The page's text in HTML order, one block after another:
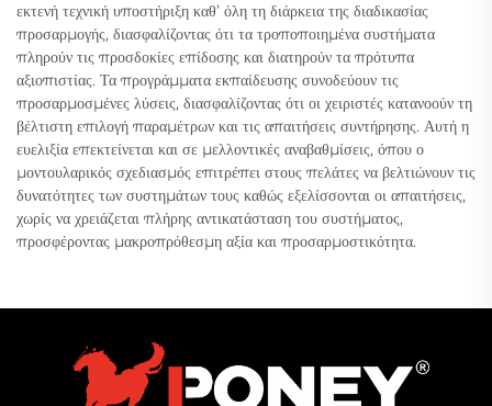
εκτενή τεχνική υποστήριξη καθ’ όλη τη διάρκεια της διαδικασίας
προσαρμογής, διασφαλίζοντας ότι τα τροποποιημένα συστήματα
πληρούν τις προσδοκίες επίδοσης και διατηρούν τα πρότυπα
αξιοπιστίας. Τα προγράμματα εκπαίδευσης συνοδεύουν τις
προσαρμοσμένες λύσεις, διασφαλίζοντας ότι οι χειριστές κατανοούν τη
βέλτιστη επιλογή παραμέτρων και τις απαιτήσεις συντήρησης. Αυτή η
ευελιξία επεκτείνεται και σε μελλοντικές αναβαθμίσεις, όπου ο
μοντουλαρικός σχεδιασμός επιτρέπει στους πελάτες να βελτιώνουν τις
δυνατότητες των συστημάτων τους καθώς εξελίσσονται οι απαιτήσεις,
χωρίς να χρειάζεται πλήρης αντικατάσταση του συστήματος,
προσφέροντας μακροπρόθεσμη αξία και προσαρμοστικότητα.